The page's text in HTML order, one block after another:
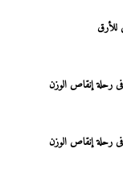
للأرق